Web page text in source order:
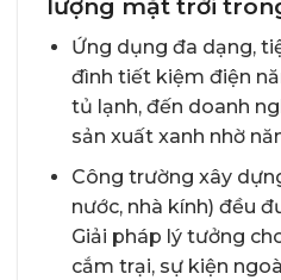
lượng mặt trời
Ứng dụng đa dạng,
đình tiết kiệm điện
tủ lạnh, đến doanh
sản xuất xanh nhờ
Công trường xây
nước, nhà kính) đều
Giải pháp lý tưởng
cắm trại, sự kiện